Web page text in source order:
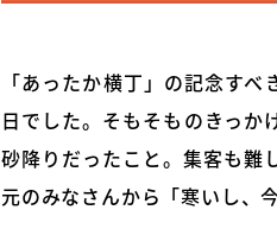
「あったか横丁」の記念す
日でした。そもそものきっ
砂降りだったこと。集客も難
元のみなさんから「寒いし、